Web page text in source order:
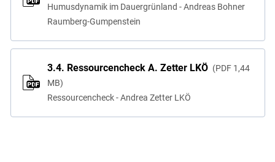
Humusdynamik im Dauergrünland - Andreas Bohner
Raumberg-Gumpenstein
3.4. Ressourcencheck A. Zetter LKÖ PDF 1,44
MB
Ressourcencheck - Andrea Zetter LKÖ